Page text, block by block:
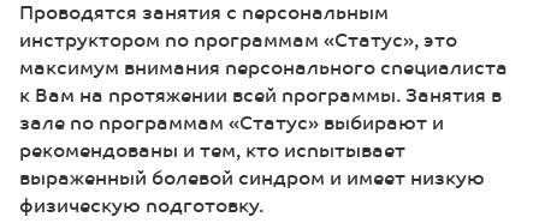
Проводятся занятия с персональным
инструктором по программам «Статус», это
максимум внимания персонального специалиста
к Вам на протяжении всей программы. Занятия в
зале по программам «Статус» выбирают и
рекомендованы и тем, кто испытывает
выраженный болевой синдром и имеет низкую
физическую подготовку.